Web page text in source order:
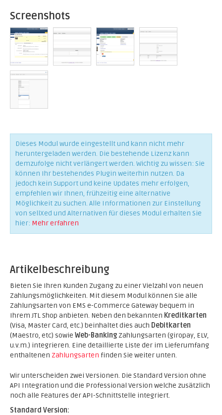
Screenshots
Dieses Modul wurde eingestellt und kann nicht mehr
heruntergeladen werden. Die bestehende Lizenz kann
demzufolge nicht verlängert werden. Wichtig zu wissen: Sie
können Ihr bestehendes Plugin weiterhin nutzen. Da
jedoch kein Support und keine Updates mehr erfolgen,
empfehlen wir Ihnen, frühzeitig eine alternative
Möglichkeit zu suchen. Alle Informationen zur Einstellung
von sellXed und Alternativen für dieses Modul erhalten Sie
hier: Mehr erfahren
Artikelbeschreibung
Bieten Sie Ihren Kunden Zugang zu einer Vielzahl von neuen
Zahlungsmöglichkeiten. Mit diesem Modul können Sie alle
Zahlungsarten von EMS e-Commerce Gateway bequem in
Ihrem JTL Shop anbieten. Neben den bekannten Kreditkarten
(Visa, Master Card, etc.) beinhaltet dies auch Debitkarten
(Maestro, etc) sowie Web-Banking Zahlungsarten (giropay, ELV,
u.v.m.) integrieren. Eine detaillierte Liste der im Lieferumfang
enthaltenen Zahlungsarten finden Sie weiter unten.
Wir unterscheiden zwei Versionen. Die Standard Version ohne
API Integration und die Professional Version welche zusätzlich
noch alle Features der API-Schnittstelle integriert.
Standard Version: